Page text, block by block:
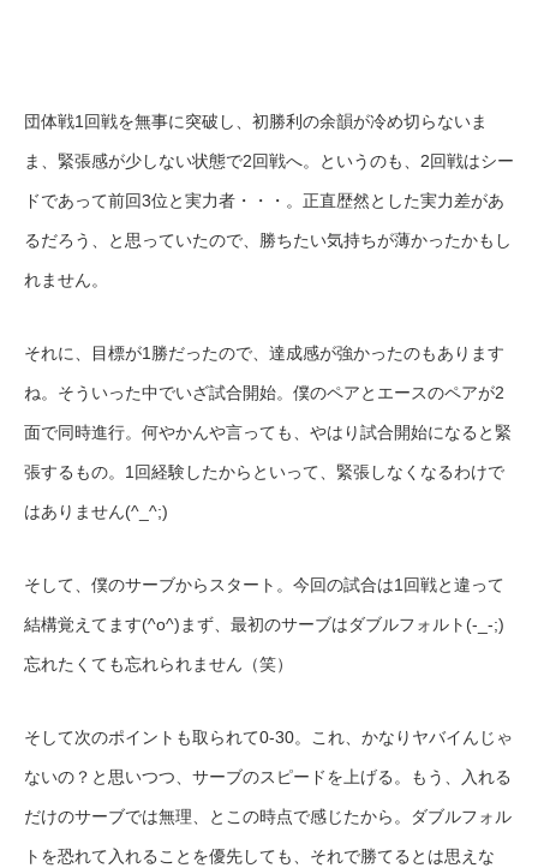
団体戦1回戦を無事に突破し、初勝利の余韻が冷め切らないま
ま、緊張感が少しない状態で2回戦へ。というのも、2回戦はシー
ドであって前回3位と実力者・・・。正直歴然とした実力差があ
るだろう、と思っていたので、勝ちたい気持ちが薄かったかもし
れません。
それに、目標が1勝だったので、達成感が強かったのもあります
ね。そういった中でいざ試合開始。僕のペアとエースのペアが2
面で同時進行。何やかんや言っても、やはり試合開始になると緊
張するもの。1回経験したからといって、緊張しなくなるわけで
はありません(^_^;)
そして、僕のサーブからスタート。今回の試合は1回戦と違って
結構覚えてます(^o^)まず、最初のサーブはダブルフォルト(-_-;)
忘れたくても忘れられません（笑）
そして次のポイントも取られて0-30。これ、かなりヤバイんじゃ
ないの？と思いつつ、サーブのスピードを上げる。もう、入れる
だけのサーブでは無理、とこの時点で感じたから。ダブルフォル
トを恐れて入れることを優先しても、それで勝てるとは思えな